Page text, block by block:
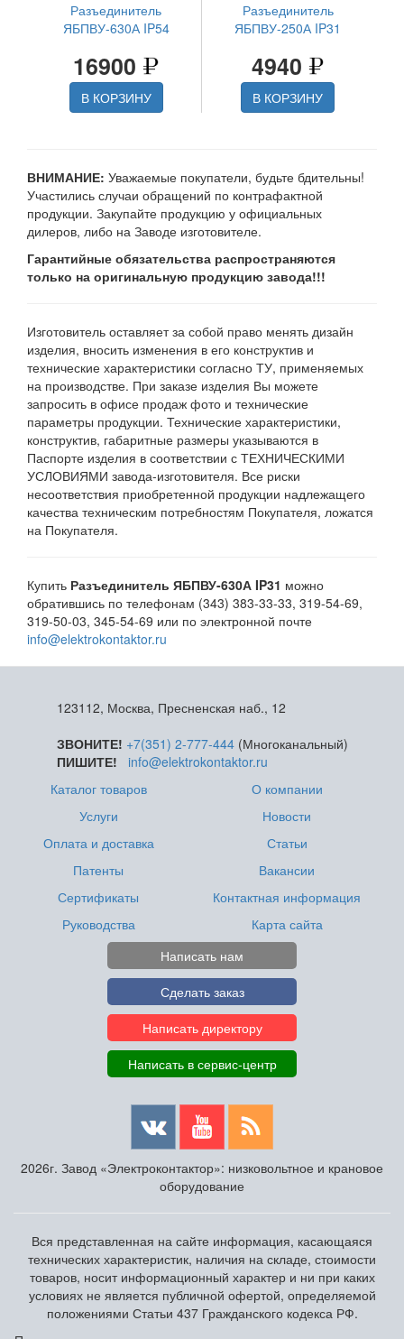
Разъединитель
ЯБПВУ-630А IP54
16900
В КОРЗИНУ
Разъединитель
ЯБПВУ-250А IP31
4940
В КОРЗИНУ
ВНИМАНИЕ: Уважаемые покупатели, будьте бдительны!
Участились случаи обращений по контрафактной
продукции. Закупайте продукцию у официальных
дилеров, либо на Заводе изготовителе.
Гарантийные обязательства распространяются
только на оригинальную продукцию завода!!!
Изготовитель оставляет за собой право менять дизайн
изделия, вносить изменения в его конструктив и
технические характеристики согласно ТУ, применяемых
на производстве. При заказе изделия Вы можете
запросить в офисе продаж фото и технические
параметры продукции. Технические характеристики,
конструктив, габаритные размеры указываются в
Паспорте изделия в соответствии с ТЕХНИЧЕСКИМИ
УСЛОВИЯМИ завода-изготовителя. Все риски
несоответствия приобретенной продукции надлежащего
качества техническим потребностям Покупателя, ложатся
на Покупателя.
Купить Разъединитель ЯБПВУ-630А IP31 можно
обратившись по телефонам (343) 383-33-33, 319-54-69,
319-50-03, 345-54-69 или по электронной почте
info@elektrokontaktor.ru
123112, Москва, Пресненская наб., 12
ЗВОНИТЕ! +7(351) 2-777-444(Многоканальный)
ПИШИТЕ!
info@elektrokontaktor.ru
Каталог товаров
Услуги
Оплата и доставка
Патенты
Сертификаты
Руководства
О компании
Новости
Статьи
Вакансии
Контактная информация
Карта сайта
Написать нам
Сделать заказ
Написать директору
Написать в сервис-центр
2026г. Завод «Электроконтактор»: низковольтное и крановое
оборудование
Вся представленная на сайте информация, касающаяся
технических характеристик, наличия на складе, стоимости
товаров, носит информационный характер и ни при каких
условиях не является публичной офертой, определяемой
положениями Статьи 437 Гражданского кодекса РФ.